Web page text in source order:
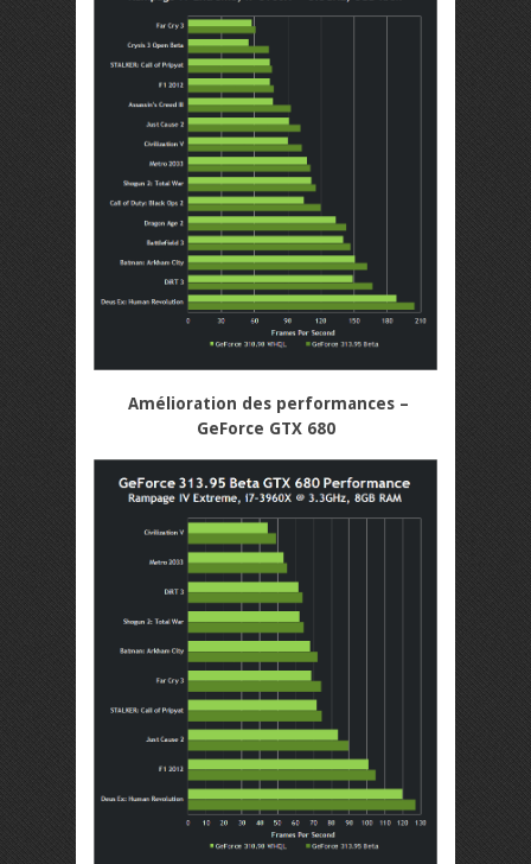
Amélioration des performances –
GeForce GTX 680